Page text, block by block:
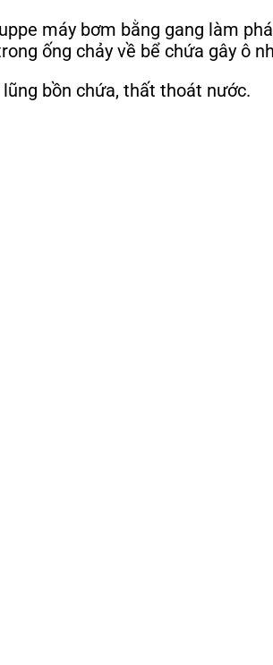
máy bơm bằng gang làm
ống chảy về bể chứa gây ô
bồn chứa, thất thoát nước.